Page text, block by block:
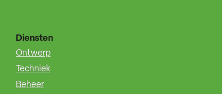
Diensten
Ontwerp
Techniek
Beheer